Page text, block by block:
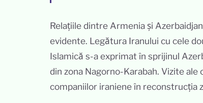
Relațiile dintre Armenia și
evidente. Legătura Iranului cu cele
Islamică s-a exprimat în sprijinul
din zona Nagorno-Karabah. Vizite
companiilor iraniene în reconstrucția